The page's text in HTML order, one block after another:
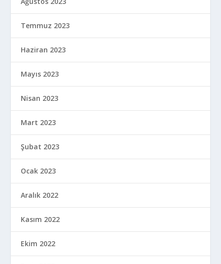
Temmuz 2023
Haziran 2023
Mayıs 2023
Nisan 2023
Mart 2023
Şubat 2023
Ocak 2023
Aralık 2022
Kasım 2022
Ekim 2022